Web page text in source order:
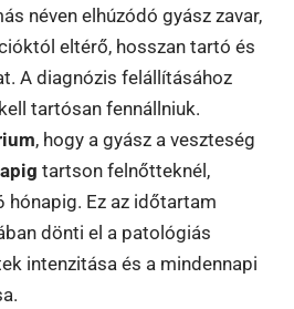
néven elhúzódó gyász zavar,
eltérő, hosszan tartó és
A diagnózis felállításához
tartósan fennállniuk.
, hogy a gyász a veszteség
tartson felnőtteknél,
hónapig. Ez az időtartam
dönti el a patológiás
intenzitása és a mindennapi